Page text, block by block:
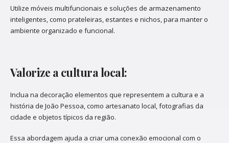
Utilize móveis multifuncionais e soluções de armazenamento
inteligentes, como prateleiras, estantes e nichos, para manter o
ambiente organizado e funcional.
Valorize a cultura local:
Inclua na decoração elementos que representem a cultura e a
história de João Pessoa, como artesanato local, fotografias da
cidade e objetos típicos da região.
Essa abordagem ajuda a criar uma conexão emocional com o